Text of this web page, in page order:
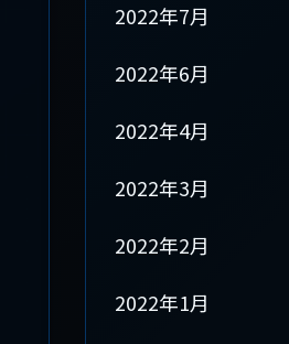
2022年7月
2022年6月
2022年4月
2022年3月
2022年2月
2022年1月